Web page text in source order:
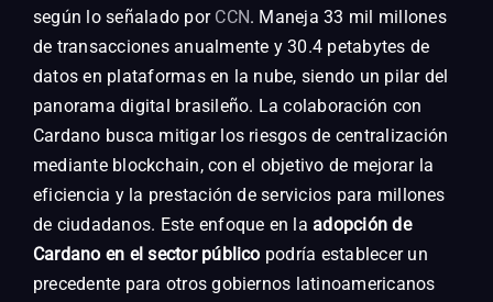
según lo señalado por CCN. Maneja 33 mil millones
de transacciones anualmente y 30.4 petabytes de
datos en plataformas en la nube, siendo un pilar del
panorama digital brasileño. La colaboración con
Cardano busca mitigar los riesgos de centralización
mediante blockchain, con el objetivo de mejorar la
eficiencia y la prestación de servicios para millones
de ciudadanos. Este enfoque en laadopción de
Cardano en el sector público podría establecer un
precedente para otros gobiernos latinoamericanos